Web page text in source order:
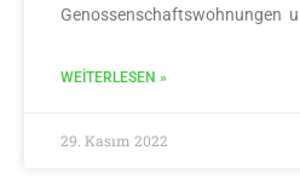
Genossenschaftswohnungen
WEITERLESEN »
29. Kasım 2022